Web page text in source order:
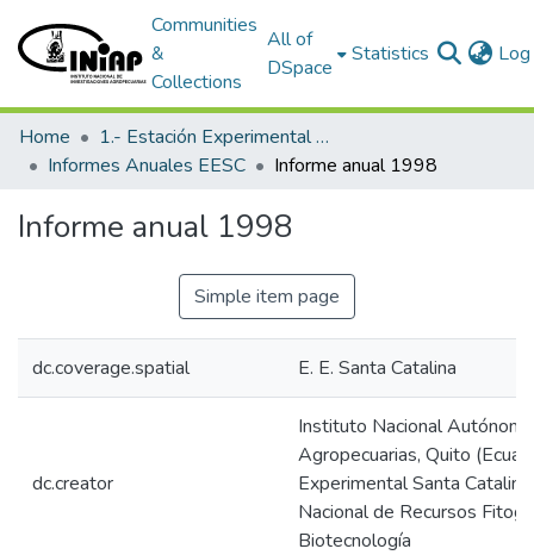
Communities
&
Collections
All of
DSpace
Statistics
Home
1.- Estación Experimental Santa Catalina
Informes Anuales EESC
Informe anual 1998
Informe anual 1998
Simple item page
dc.coverage.spatial E. E. Santa Catalina
dc.creator
Instituto Nacional
Agropecuarias, Quito
Experimental Santa
Nacional de Recursos
Biotecnología